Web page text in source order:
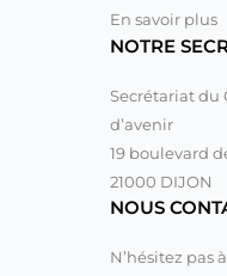
En savoir plus
NOTRE
Secrétariat du
d’avenir
19 boulevard
21000 DIJON
NOUS
N’hésitez pas